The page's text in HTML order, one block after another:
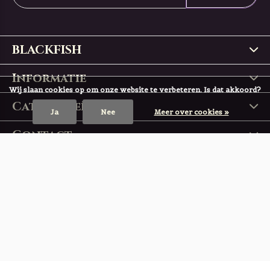
BLACKFISH
Informatie
Categorieën
Contact
Wij slaan cookies op om onze website te verbeteren. Is dat akkoord?
Ja Nee Meer over cookies »